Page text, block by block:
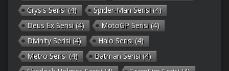
Crysis Serisi (4) Spider-Man Serisi (4)
Deus Ex Serisi (4) MotoGP Serisi (4)
Divinity Serisi (4) Halo Serisi (4)
Metro Serisi (4) Batman Serisi (4)